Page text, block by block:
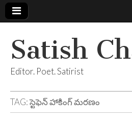
Satish
Editor. Poet. Satirist
TAG:స్టెఫెన్ హాకింగ్ మరణం